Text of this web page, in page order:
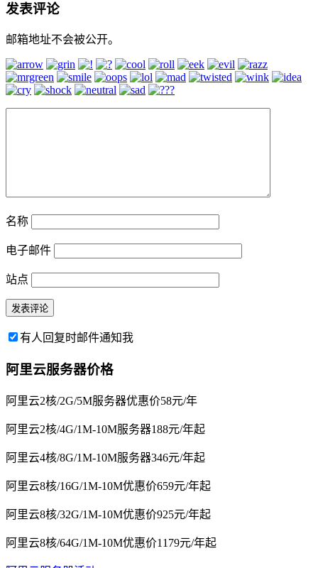
发表评论
邮箱地址不会被公开。
名称
电子邮件
站点
有人回复时邮件通知我
阿里云服务器价格
阿里云2核/2G/5M服务器优惠价58元/年
阿里云2核/4G/1M-10M服务器188元/年起
阿里云4核/8G/1M-10M服务器346元/年起
阿里云8核/16G/1M-10M优惠价659元/年起
阿里云8核/32G/1M-10M优惠价925元/年起
阿里云8核/64G/1M-10M优惠价1179元/年起